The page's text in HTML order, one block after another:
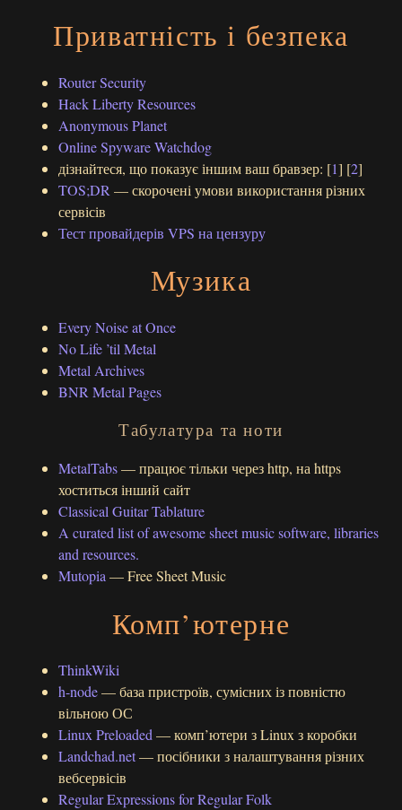
Приватність і безпека
Router Security
Hack Liberty Resources
Anonymous Planet
Online Spyware Watchdog
дізнайтеся, що показує іншим ваш бравзер: [1] [2]
TOS;DR — скорочені умови використання різних
сервісів
Тест провайдерів VPS на цензуру
Музика
Every Noise at Once
No Life ’til Metal
Metal Archives
BNR Metal Pages
Табулатура та ноти
MetalTabs— працює тільки через http, на https
хоститься інший сайт
Classical Guitar Tablature
A curated list of awesome sheet music software, libraries
and resources.
Mutopia — Free Sheet Music
Комп’ютерне
ThinkWiki
h-node— база пристроїв, сумісних із повністю
вільною ОС
Linux Preloaded — комп’ютери з Linux з коробки
Landchad.net— посібники з налаштування різних
вебсервісів
Regular Expressions for Regular Folk